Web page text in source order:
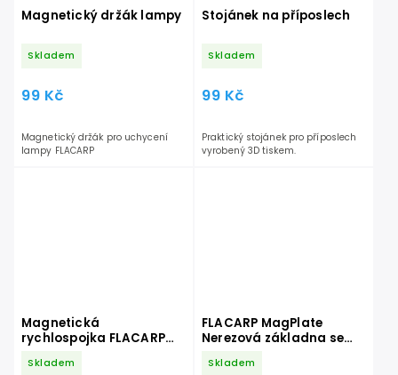
Magnetický držák lampy
Skladem
99 Kč
Magnetický držák pro uchycení
lampy FLACARP
Stojánek na příposlech
Skladem
99 Kč
Praktický stojánek pro příposlech
vyrobený 3D tiskem.
Magnetická
rychlospojka FLACARP
Skladem
FLACARP MagPlate
Nerezová základna se
Skladem